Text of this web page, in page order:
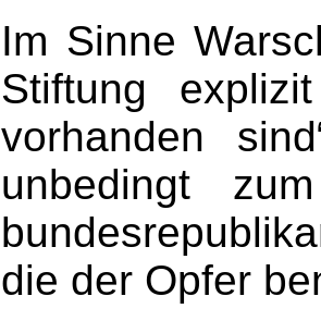
Im Sinne
Stiftung
vorhanden
unbedingt
die der Opfer